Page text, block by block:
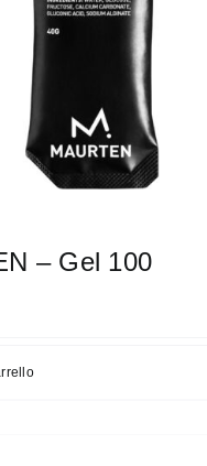
– Gel 100